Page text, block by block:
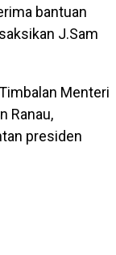
bantuan
J.Sam
Menteri
Ranau,
presiden